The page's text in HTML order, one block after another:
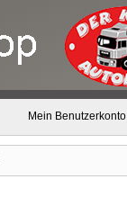
Mein Benutzerkonto